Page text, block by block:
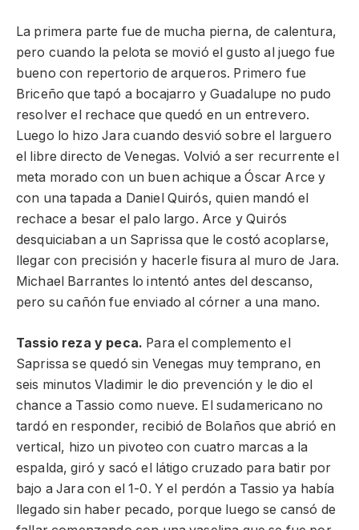
La primera parte fue de mucha pierna, de calentura,
pero cuando la pelota se movió el gusto al juego fue
bueno con repertorio de arqueros. Primero fue
Briceño que tapó a bocajarro y Guadalupe no pudo
resolver el rechace que quedó en un entrevero.
Luego lo hizo Jara cuando desvió sobre el larguero
el libre directo de Venegas. Volvió a ser recurrente el
meta morado con un buen achique a Óscar Arce y
con una tapada a Daniel Quirós, quien mandó el
rechace a besar el palo largo. Arce y Quirós
desquiciaban a un Saprissa que le costó acoplarse,
llegar con precisión y hacerle fisura al muro de Jara.
Michael Barrantes lo intentó antes del descanso,
pero su cañón fue enviado al córner a una mano.
Tassio reza y peca. Para el complemento el
Saprissa se quedó sin Venegas muy temprano, en
seis minutos Vladimir le dio prevención y le dio el
chance a Tassio como nueve. El sudamericano no
tardó en responder, recibió de Bolaños que abrió en
vertical, hizo un pivoteo con cuatro marcas a la
espalda, giró y sacó el látigo cruzado para batir por
bajo a Jara con el 1-0. Y el perdón a Tassio ya había
llegado sin haber pecado, porque luego se cansó de